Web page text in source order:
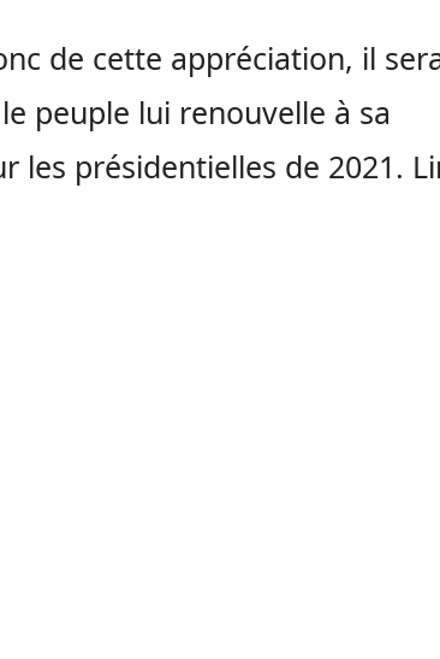
de cette appréciation, il
peuple lui renouvelle à sa
les présidentielles de 2021.